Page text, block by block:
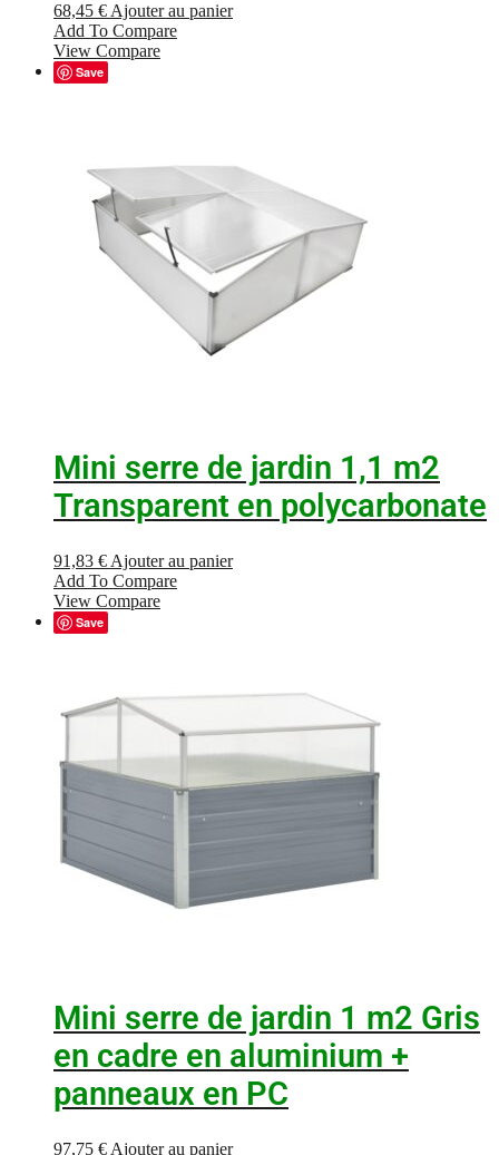
68,45 € Ajouter au panier
Add To Compare
View Compare
Save
Mini serre de jardin 1,1 m2
Transparent en polycarbonate
91,83 € Ajouter au panier
Add To Compare
View Compare
Save
Mini serre de jardin 1 m2 Gris
en cadre en aluminium +
panneaux en PC
97,75 € Ajouter au panier